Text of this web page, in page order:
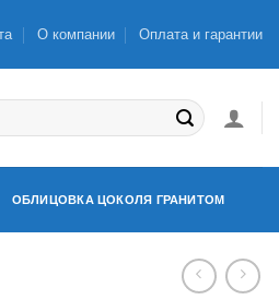
О компании Оплата и гарантии
ОБЛИЦОВКА ЦОКОЛЯ ГРАНИТОМ